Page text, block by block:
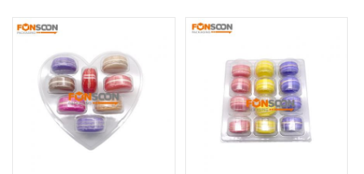
macarons, biscuits
dessert, en PET
transparent avec inserts
transparentes pour
desserts et biscuits